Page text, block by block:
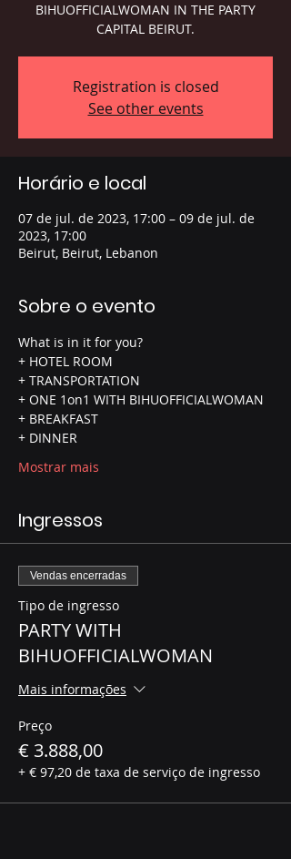
BIHUOFFICIALWOMAN IN THE PARTY
CAPITAL BEIRUT.
Registration is closed
See other events
Horário e local
07 de jul. de 2023, 17:00 – 09 de jul. de
2023, 17:00
Beirut, Beirut, Lebanon
Sobre o evento
What is in it for you?
+ HOTEL ROOM
+ TRANSPORTATION
+ ONE 1on1 WITH BIHUOFFICIALWOMAN
+ BREAKFAST
+ DINNER
Mostrar mais
Ingressos
Vendas encerradas
Tipo de ingresso
PARTY WITH
BIHUOFFICIALWOMAN
Mais informações
Preço
€ 3.888,00
+ € 97,20 de taxa de serviço de ingresso